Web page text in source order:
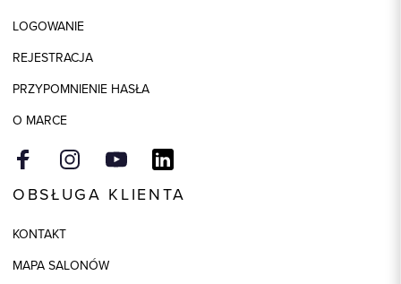
LOGOWANIE
REJESTRACJA
PRZYPOMNIENIE HASŁA
O MARCE
OBSŁUGA KLIENTA
KONTAKT
MAPA SALONÓW